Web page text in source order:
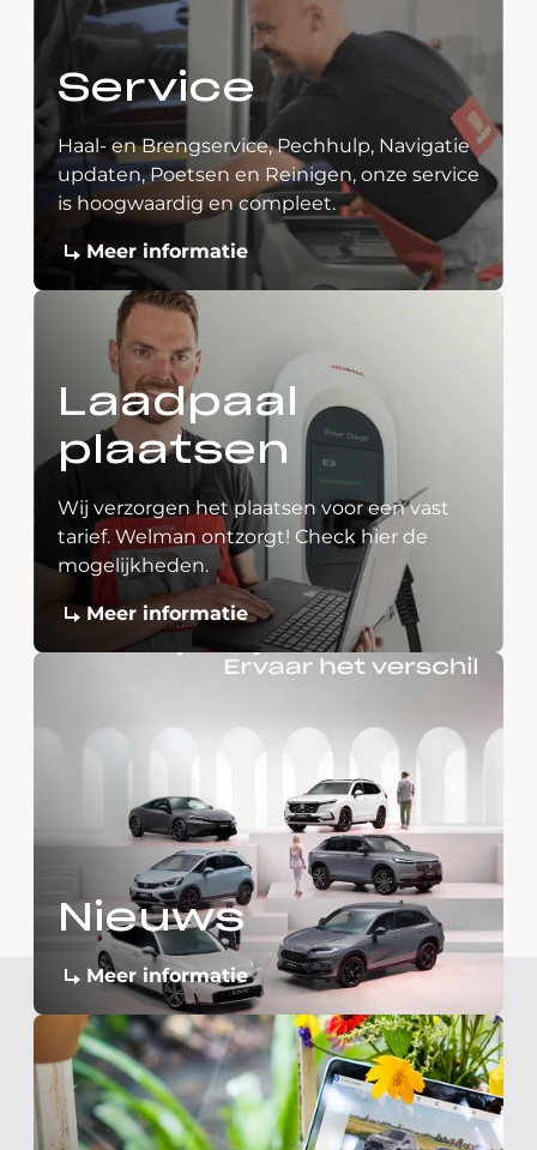
Service
Haal- en Brengservice, Pechhulp, Navigatie
updaten, Poetsen en Reinigen, onze service
is hoogwaardig en compleet.
Meer informatie
Laadpaal
plaatsen
Wij verzorgen het plaatsen voor een vast
tarief. Welman ontzorgt! Check hier de
mogelijkheden.
Meer informatie
Nieuws
Meer informatie